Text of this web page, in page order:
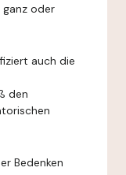
ganz oder
auch die
den
Bedenken